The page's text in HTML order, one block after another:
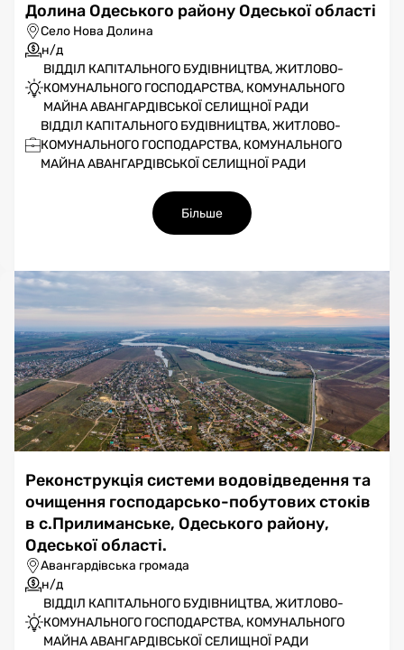
Долина Одеського району Одеської області
Село Нова Долина
н/д
ВІДДІЛ КАПІТАЛЬНОГО БУДІВНИЦТВА, ЖИТЛОВО-
КОМУНАЛЬНОГО ГОСПОДАРСТВА, КОМУНАЛЬНОГО
МАЙНА АВАНГАРДІВСЬКОЇ СЕЛИЩНОЇ РАДИ
ВІДДІЛ КАПІТАЛЬНОГО БУДІВНИЦТВА, ЖИТЛОВО-
КОМУНАЛЬНОГО ГОСПОДАРСТВА, КОМУНАЛЬНОГО
МАЙНА АВАНГАРДІВСЬКОЇ СЕЛИЩНОЇ РАДИ
Більше
Реконструкція системи водовідведення та
очищення господарсько-побутових стоків
в с.Прилиманське, Одеського району,
Одеської області.
Авангардівська громада
н/д
ВІДДІЛ КАПІТАЛЬНОГО БУДІВНИЦТВА, ЖИТЛОВО-
КОМУНАЛЬНОГО ГОСПОДАРСТВА, КОМУНАЛЬНОГО
МАЙНА АВАНГАРДІВСЬКОЇ СЕЛИЩНОЇ РАДИ